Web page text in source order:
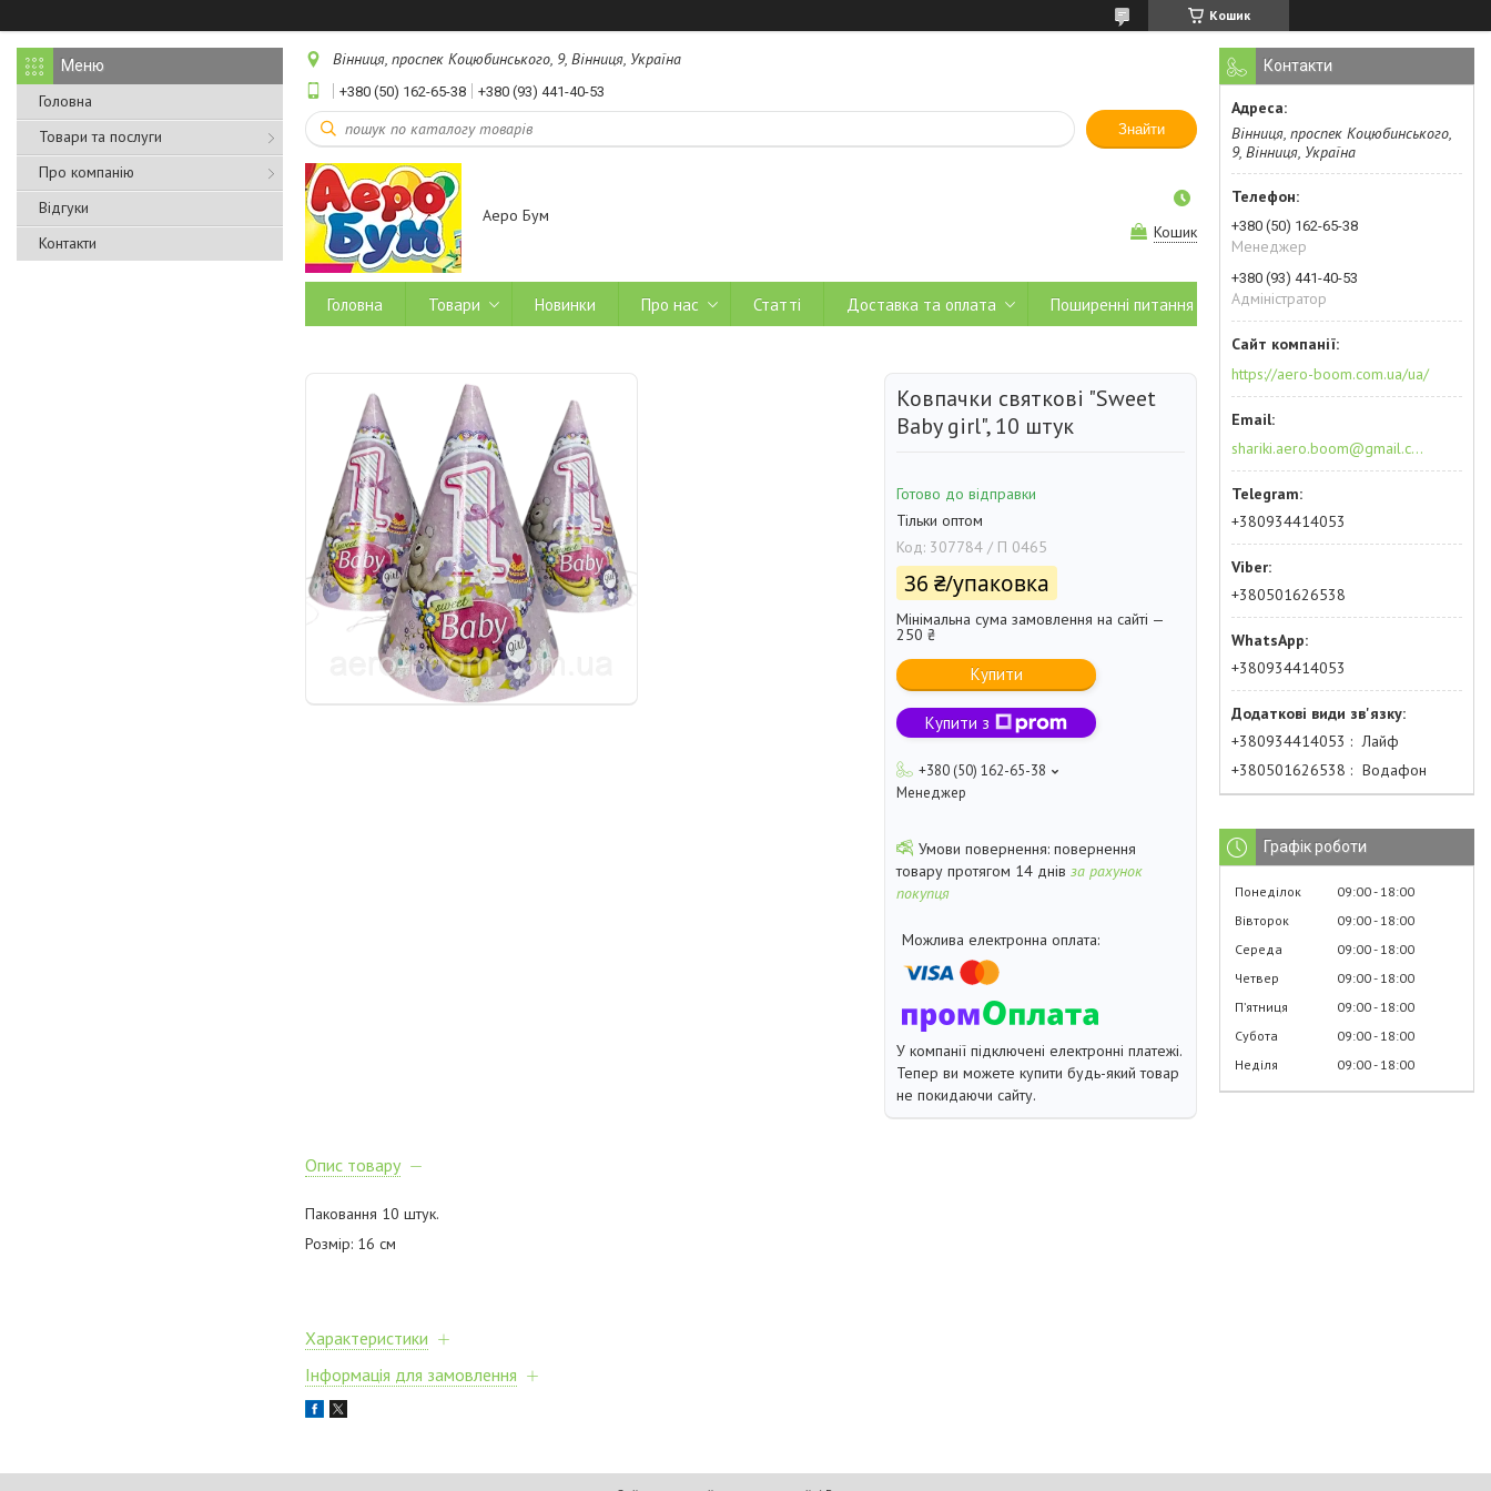
Кошик
Головна
Товари та послуги
Про компанію
Відгуки
Контакти
Вінниця, проспек Коцюбинського, 9, Вінниця, Україна
+380 (50) 162-65-38 +380 (93) 441-40-53
Знайти
Аеро Бум
Кошик
Головна Товари Новинки Про нас Статті Доставка та оплата Поширенні питання
Ковпачки святкові "Sweet
Baby girl", 10 штук
Готово до відправки
Тільки оптом
Код: 307784 / П 0465
36 ₴/упаковка
Мінімальна сума замовлення на сайті —
250 ₴
Купити
Купити з
+380 (50) 162-65-38
Менеджер
повернення
товару протягом 14 днів за рахунок
покупця
У компанії підключені електронні платежі.
Тепер ви можете купити будь-який товар
не покидаючи сайту.
Опис товару
Паковання 10 штук.
Розмір: 16 см
Характеристики
Інформація для замовлення
Контакти
Вінниця, проспек Коцюбинського,
9, Вінниця, Україна
+380 (50) 162-65-38
Менеджер
+380 (93) 441-40-53
Адміністратор
https://aero-boom.com.ua/ua/
shariki.aero.boom@gmail.com
+380934414053
+380501626538
+380934414053
+380934414053
Лайф
+380501626538
Водафон
Графік роботи
Понеділок 09:00 18:00
Вівторок
09:00 18:00
Середа
09:00 18:00
Четвер
09:00 18:00
Пʼятниця
09:00 18:00
Субота
09:00 18:00
Неділя
09:00 18:00